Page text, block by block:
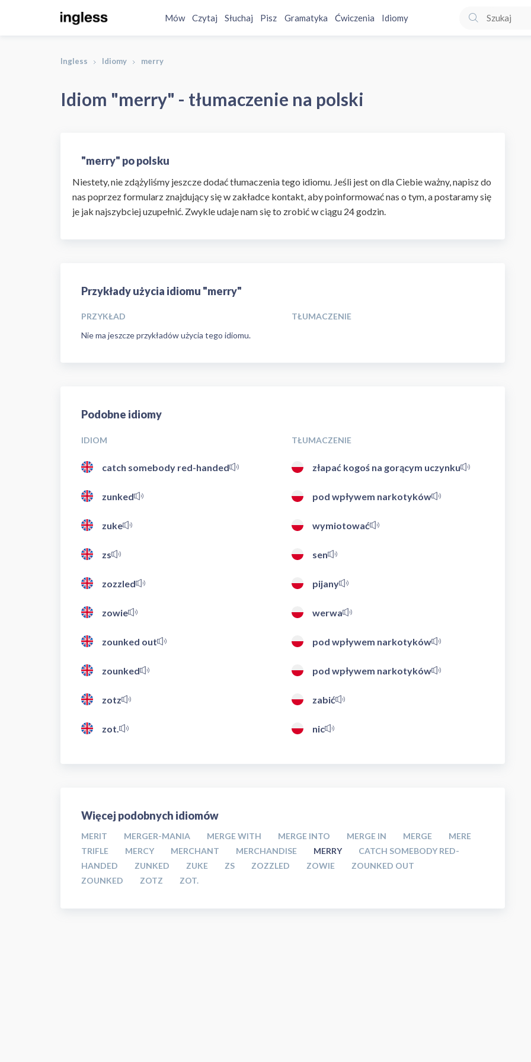
Mów Czytaj Słuchaj Pisz Gramatyka Ćwiczenia Idiomy
Ingless Idiomy merry
Idiom "merry" - tłumaczenie na polski
"merry" po polsku
Niestety, nie zdążyliśmy jeszcze dodać tłumaczenia tego idiomu. Jeśli jest on dla Ciebie ważny, napisz do
nas poprzez formularz znajdujący się w zakładce kontakt, aby poinformować nas o tym, a postaramy się
je jak najszybciej uzupełnić. Zwykle udaje nam się to zrobić w ciągu 24 godzin.
Przykłady użycia idiomu "merry"
PRZYKŁAD
TŁUMACZENIE
Nie ma jeszcze przykładów użycia tego idiomu.
Podobne idiomy
IDIOM TŁUMACZENIE
catch somebody red-handed złapać kogoś na gorącym uczynku
zunked pod wpływem narkotyków
zuke wymiotować
zs sen
zozzled pijany
zowie werwa
zounked out pod wpływem narkotyków
zounked pod wpływem narkotyków
zotz zabić
zot. nic
Więcej podobnych idiomów
MERIT MERGER-MANIA MERGE WITH MERGE INTO MERGE IN MERGE
MERE
TRIFLE
MERCY MERCHANT MERCHANDISE MERRY
CATCH SOMEBODY RED-
HANDED
ZUNKED ZUKE ZS ZOZZLED ZOWIE
ZOUNKED OUT
ZOUNKED
ZOTZ ZOT.